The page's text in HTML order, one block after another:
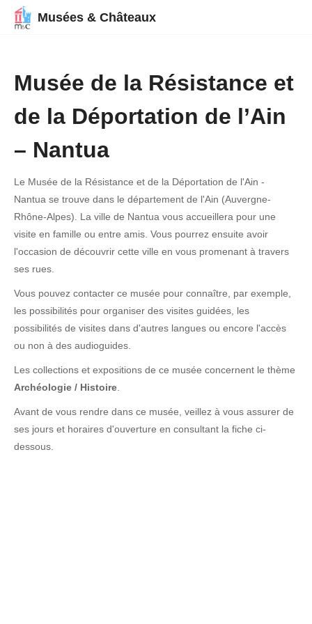
Musées & Châteaux
Musée de la Résistance et
de la Déportation de l’Ain
– Nantua
Le Musée de la Résistance et de la Déportation de l'Ain -
Nantua se trouve dans le département de l'Ain (Auvergne-
Rhône-Alpes). La ville de Nantua vous accueillera pour une
visite en famille ou entre amis. Vous pourrez ensuite avoir
l'occasion de découvrir cette ville en vous promenant à travers
ses rues.
Vous pouvez contacter ce musée pour connaître, par exemple,
les possibilités pour organiser des visites guidées, les
possibilités de visites dans d'autres langues ou encore l'accès
ou non à des audioguides.
Les collections et expositions de ce musée concernent le thème
Archéologie / Histoire
Avant de vous rendre dans ce musée, veillez à vous assurer de
ses jours et horaires d'ouverture en consultant la fiche ci-
dessous.